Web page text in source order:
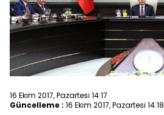
16 Ekim 2017, Pazartesi 14:17
Güncelleme : 16 Ekim 2017, Pazartesi 14:18